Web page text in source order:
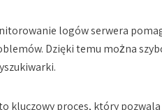
logów serwera
Dzięki temu można
kluczowy proces, który